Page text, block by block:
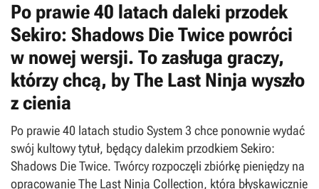
Po prawie 40 latach daleki przodek
Sekiro: Shadows Die Twice powróci
w nowej wersji. To zasługa graczy,
którzy chcą, by The Last Ninja wyszło
z cienia
Po prawie 40 latach studio System 3 chce ponownie wydać
swój kultowy tytuł, będący dalekim przodkiem Sekiro:
Shadows Die Twice. Twórcy rozpoczęli zbiórkę pieniędzy na
opracowanie The Last Ninja Collection, która błyskawicznie